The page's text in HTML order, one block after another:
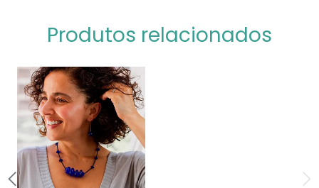
Produtos relacionados